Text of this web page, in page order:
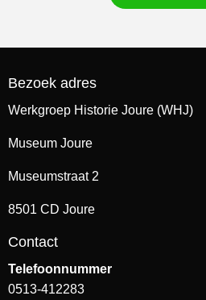
Bezoek adres
Werkgroep Historie Joure (WHJ)
Museum Joure
Museumstraat 2
8501 CD Joure
Contact
Telefoonnummer
0513-412283